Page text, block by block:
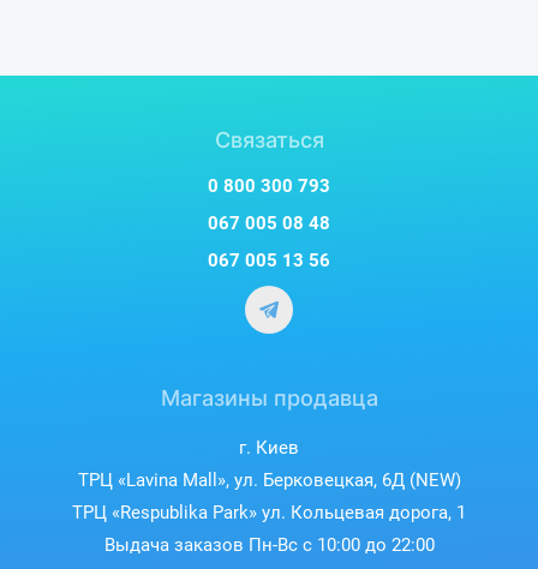
Связаться
0 800 300 793
067 005 08 48
067 005 13 56
Магазины продавца
г. Киев
ТРЦ «Lavina Mall», ул. Берковецкая, 6Д (NEW)
ТРЦ «Respublika Park» ул. Кольцевая дорога, 1
Выдача заказов Пн-Вс с 10:00 до 22:00